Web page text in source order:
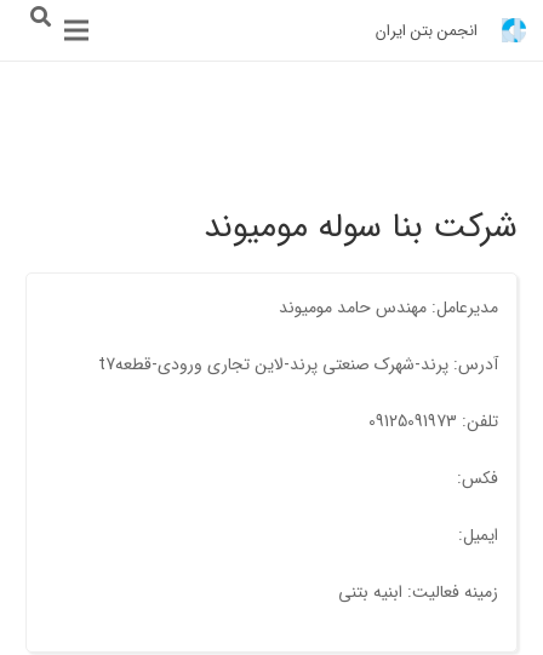
انجمن بتن ایران
شرکت بنا سوله مومیوند
مدیرعامل: مهندس حامد مومیوند
آدرس: پرند-شهرک صنعتی پرند-لاین تجاری ورودی-قطعهt7
تلفن: 09125091973
فکس:
ایمیل:
زمینه فعالیت: ابنیه بتنی